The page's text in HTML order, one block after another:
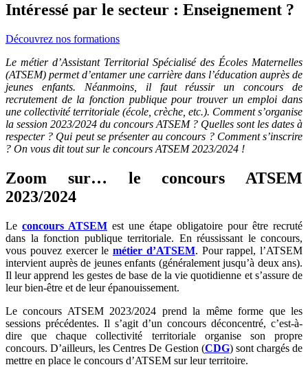
Intéressé par le secteur : Enseignement ?
Découvrez nos formations
Le métier d’Assistant Territorial Spécialisé des Écoles Maternelles
(ATSEM) permet d’entamer une carrière dans l’éducation auprès de
jeunes enfants. Néanmoins, il faut réussir un concours de
recrutement de la fonction publique pour trouver un emploi dans
une collectivité territoriale (école, crèche, etc.). Comment s’organise
la session 2023/2024 du concours ATSEM ? Quelles sont les dates à
respecter ? Qui peut se présenter au concours ? Comment s’inscrire
? On vous dit tout sur le concours ATSEM 2023/2024 !
Zoom sur… le concours ATSEM
2023/2024
Le concours ATSEM est une étape obligatoire pour être recruté
dans la fonction publique territoriale. En réussissant le concours,
vous pouvez exercer le métier d’ATSEM. Pour rappel, l’ATSEM
intervient auprès de jeunes enfants (généralement jusqu’à deux ans).
Il leur apprend les gestes de base de la vie quotidienne et s’assure de
leur bien-être et de leur épanouissement.
Le concours ATSEM 2023/2024 prend la même forme que les
sessions précédentes. Il s’agit d’un concours déconcentré, c’est-à-
dire que chaque collectivité territoriale organise son propre
concours. D’ailleurs, les Centres De Gestion (CDG) sont chargés de
mettre en place le concours d’ATSEM sur leur territoire.